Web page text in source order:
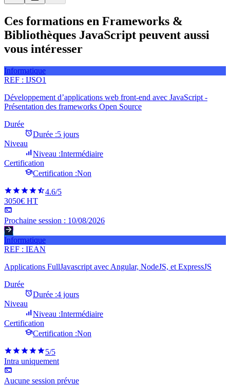
Ces formations en Frameworks &
Bibliothèques JavaScript peuvent aussi
vous intéresser
Informatique
REF : IJSO1
Développement d’applications web front-end avec JavaScript -
Présentation des frameworks Open Source
Durée
Durée :5 jours
Niveau
Niveau :Intermédiaire
Certification
Certification :Non
4.6/5
3050€ HT
Prochaine session : 10/08/2026
Informatique
REF : IEAN
Applications FullJavascript avec Angular, NodeJS, et ExpressJS
Durée
Durée :4 jours
Niveau
Niveau :Intermédiaire
Certification
Certification :Non
5/5
Intra uniquement
Aucune session prévue